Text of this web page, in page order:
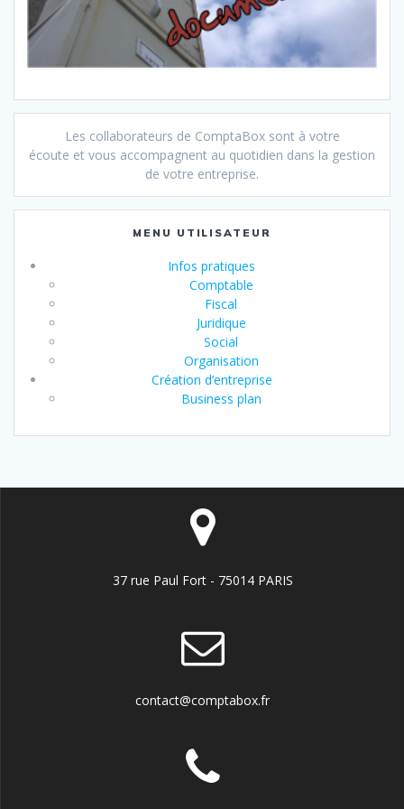
Les collaborateurs de ComptaBox sont à votre
écoute et vous accompagnent au quotidien dans la gestion
de votre entreprise.
MENU UTILISATEUR
Infos pratiques
Comptable
Fiscal
Juridique
Social
Organisation
Création d’entreprise
Business plan
37 rue Paul Fort - 75014 PARIS
contact@comptabox.fr